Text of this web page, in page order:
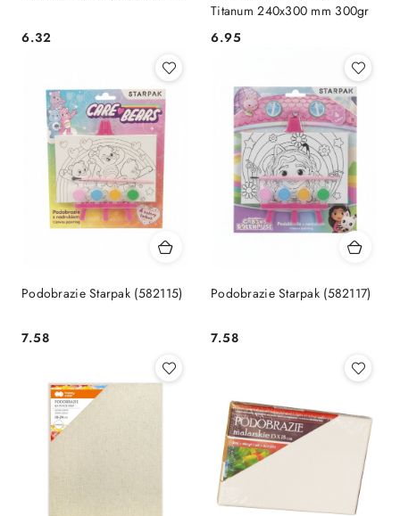
Cena:
6.32
Titanum 240x300 mm 300gr
Cena:
6.95
Podobrazie Starpak (582115)
Cena:
7.58
Podobrazie Starpak (582117)
Cena:
7.58